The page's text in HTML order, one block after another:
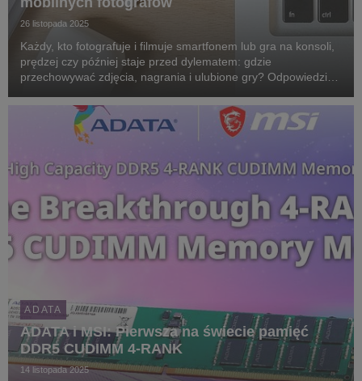
26 listopada 2025
Każdy, kto fotografuje i filmuje smartfonem lub gra na konsoli,
prędzej czy później staje przed dylematem: gdzie
przechowywać zdjęcia, nagrania i ulubione gry? Odpowiedzią
zainteresować zwłaszcza podczas trwającego wła...
ADATA
ADATA i MSI: Pierwsza na świecie pamięć
DDR5 CUDIMM 4-RANK
14 listopada 2025